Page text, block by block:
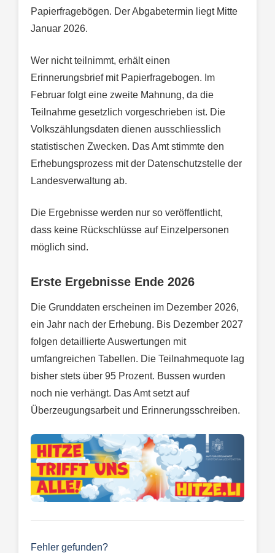
Papierfragebögen. Der Abgabetermin liegt Mitte
Januar 2026.
Wer nicht teilnimmt, erhält einen
Erinnerungsbrief mit Papierfragebogen. Im
Februar folgt eine zweite Mahnung, da die
Teilnahme gesetzlich vorgeschrieben ist. Die
Volkszählungsdaten dienen ausschliesslich
statistischen Zwecken. Das Amt stimmte den
Erhebungsprozess mit der Datenschutzstelle der
Landesverwaltung ab.
Die Ergebnisse werden nur so veröffentlicht,
dass keine Rückschlüsse auf Einzelpersonen
möglich sind.
Erste Ergebnisse Ende 2026
Die Grunddaten erscheinen im Dezember 2026,
ein Jahr nach der Erhebung. Bis Dezember 2027
folgen detaillierte Auswertungen mit
umfangreichen Tabellen. Die Teilnahmequote lag
bisher stets über 95 Prozent. Bussen wurden
noch nie verhängt. Das Amt setzt auf
Überzeugungsarbeit und Erinnerungsschreiben.
Fehler gefunden?